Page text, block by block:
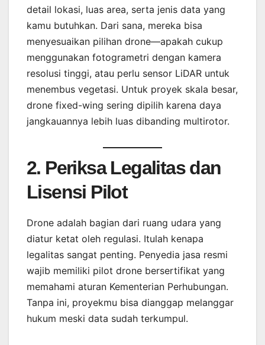
detail lokasi, luas area, serta jenis data yang
kamu butuhkan. Dari sana, mereka bisa
menyesuaikan pilihan drone—apakah cukup
menggunakan fotogrametri dengan kamera
resolusi tinggi, atau perlu sensor LiDAR untuk
menembus vegetasi. Untuk proyek skala besar,
drone fixed-wing sering dipilih karena daya
jangkauannya lebih luas dibanding multirotor.
2. Periksa Legalitas dan
Lisensi Pilot
Drone adalah bagian dari ruang udara yang
diatur ketat oleh regulasi. Itulah kenapa
legalitas sangat penting. Penyedia jasa resmi
wajib memiliki pilot drone bersertifikat yang
memahami aturan Kementerian Perhubungan.
Tanpa ini, proyekmu bisa dianggap melanggar
hukum meski data sudah terkumpul.